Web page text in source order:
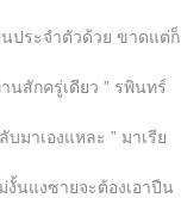
ประจำตัวด้วย ขาดแต่ก็
นสักครู่เดียว ” รพินทร์
มาเองแหละ ” มาเรีย
งั้นแงซายจะต้องเอาปืน